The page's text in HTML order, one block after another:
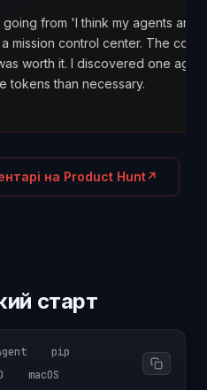
think my agents are working' to
center. The cost tracking
discovered one agent was using
necessary.
на Product Hunt↗
старт
pip
macOS